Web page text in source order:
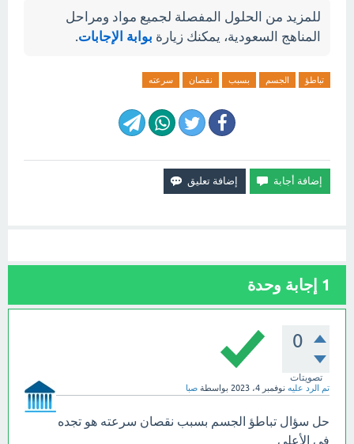
للمزيد من الحلول المفصلة لجميع مواد ومراحل
المناهج السعودية، يمكنك زيارة بوابة الإجابات.
تباطؤ الجسم بسبب نقصان سرعته
1 إجابة وحدة
0
تصويتات
تم الرد عليه نوفمبر 4، 2023 بواسطة صبا
حل سؤال تباطؤ الجسم بسبب نقصان سرعته هو تجده
في الأعلي